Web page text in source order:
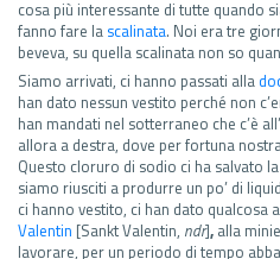
cosa più interessante di tutte quando
fanno fare la scalinata. Noi era tre
beveva, su quella scalinata non so
Siamo arrivati, ci hanno passati alla
han dato nessun vestito perché non
han mandati nel sotterraneo che c’è
allora a destra, dove per fortuna
Questo cloruro di sodio ci ha salvato
siamo riusciti a produrre un po’ di
ci hanno vestito, ci han dato qualcosa
Valentin [Sankt Valentin, ndr], alla
lavorare, per un periodo di tempo